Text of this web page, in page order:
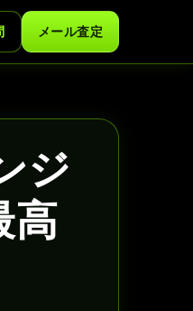
メール査定
ジ
高